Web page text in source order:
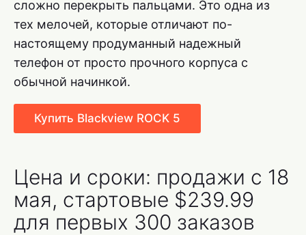
сложно перекрыть пальцами. Это одна из
тех мелочей, которые отличают по-
настоящему продуманный надежный
телефон от просто прочного корпуса с
обычной начинкой.
Купить Blackview ROCK 5
Цена и сроки: продажи с 18
мая, стартовые $239.99
для первых 300 заказов